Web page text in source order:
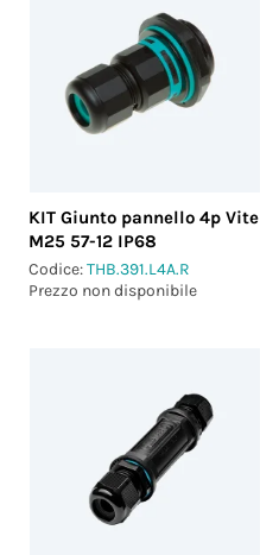
KIT Giunto pannello 4p Vite
M25 57-12 IP68
Codice:THB.391.L4A.R
Prezzo non disponibile